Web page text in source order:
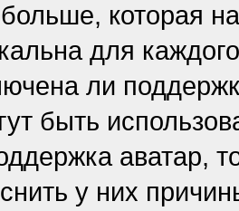
которая
для
ли
быть
аватар,
у них